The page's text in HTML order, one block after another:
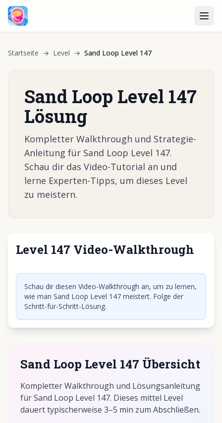
Startseite → Level → Sand Loop Level 147
Sand Loop Level 147
Lösung
Kompletter Walkthrough und Strategie-
Anleitung für Sand Loop Level 147.
Schau dir das Video-Tutorial an und
lerne Experten-Tipps, um dieses Level
zu meistern.
Level 147 Video-Walkthrough
Klicken, um Video abzuspielen
Schau dir diesen Video-Walkthrough an, um zu lernen,
wie man Sand Loop Level 147 meistert. Folge der
Schritt-für-Schritt-Lösung.
Sand Loop Level 147 Übersicht
Kompletter Walkthrough und Lösungsanleitung
für Sand Loop Level 147. Dieses mittel Level
dauert typischerweise 3–5 min zum Abschließen.